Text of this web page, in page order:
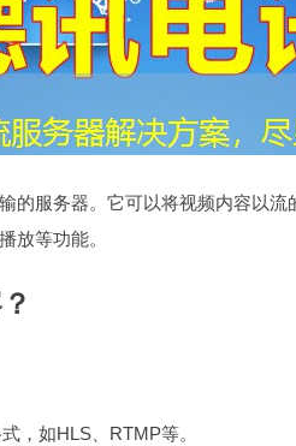
的服务器。它可以将视频内容以
放等功能。
，如HLS、RTMP等。